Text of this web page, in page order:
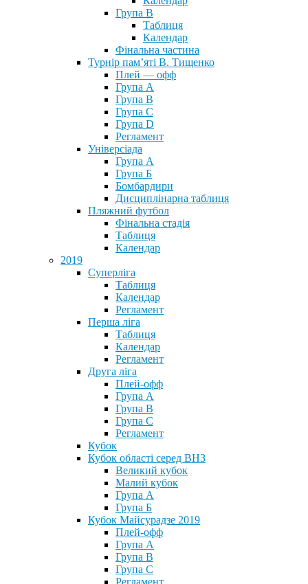
Група В
Таблиця
Календар
Фінальна частина
Турнір пам’яті В. Тищенко
Плей — офф
Група А
Група B
Група С
Група D
Регламент
Універсіада
Група А
Група Б
Бомбардири
Дисциплінарна таблиця
Пляжний футбол
Фінальна стадія
Таблиця
Календар
2019
Суперліга
Таблиця
Календар
Регламент
Перша ліга
Таблиця
Календар
Регламент
Друга ліга
Плей-офф
Група А
Група В
Група С
Регламент
Кубок
Кубок області серед ВНЗ
Великий кубок
Малий кубок
Група А
Група Б
Кубок Майсурадзе 2019
Плей-офф
Група А
Група В
Група С
Регламент